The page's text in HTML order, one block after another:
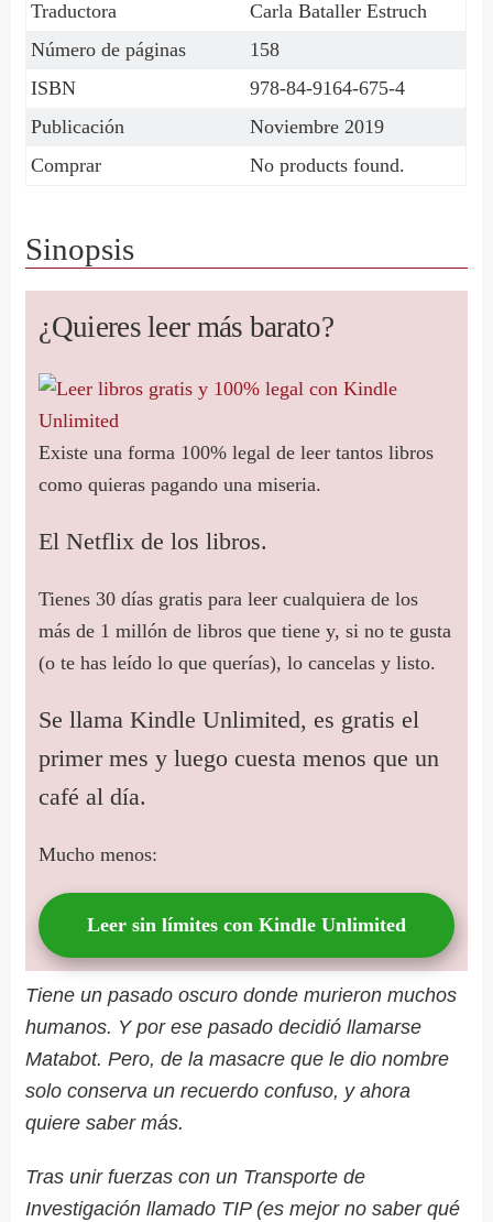
Traductora
Carla Bataller Estruch
Número de páginas
158
ISBN
978-84-9164-675-4
Publicación
Noviembre 2019
Comprar
No products found.
Sinopsis
¿Quieres leer más barato?
Existe una forma 100% legal de leer tantos libros
como quieras pagando una miseria.
El Netflix de los libros.
Tienes 30 días gratis para leer cualquiera de los
más de 1 millón de libros que tiene y, si no te gusta
(o te has leído lo que querías), lo cancelas y listo.
Se llama Kindle Unlimited, es gratis el
primer mes y luego cuesta menos que un
café al día.
Mucho menos:
Leer sin límites con Kindle Unlimited
Tiene un pasado oscuro donde murieron muchos
humanos. Y por ese pasado decidió llamarse
Matabot. Pero, de la masacre que le dio nombre
solo conserva un recuerdo confuso, y ahora
quiere saber más.
Tras unir fuerzas con un Transporte de
Investigación llamado TIP (es mejor no saber qué